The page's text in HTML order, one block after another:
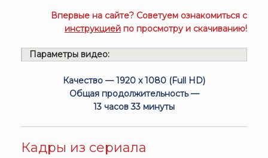
Впервые на сайте? Советуем ознакомиться с
инструкцией по просмотру и скачиванию!
Параметры видео:
Качество — 1920 x 1080 (Full HD)
Общая продолжительность —
13 часов 33 минуты
Кадры из сериала